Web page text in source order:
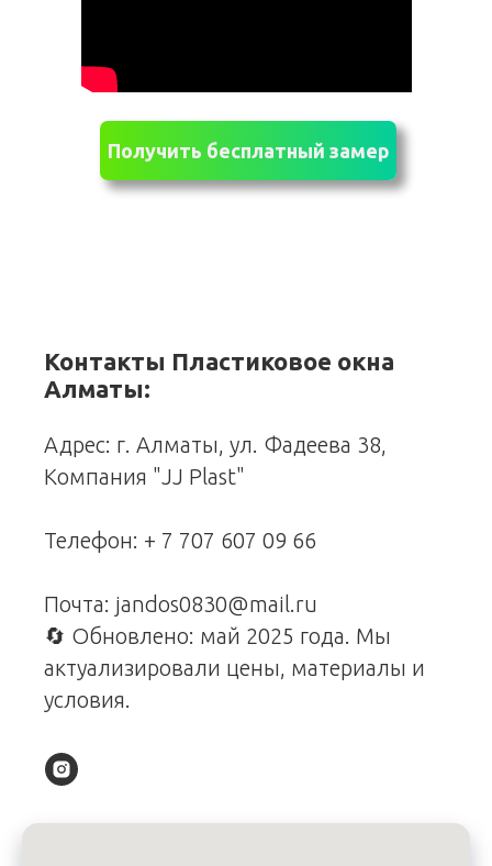
Получить бесплатный замер
Контакты Пластиковое окна
Алматы:
Адрес: г. Алматы, ул. Фадеева 38,
Компания "JJ Plast"
Телефон: + 7 707 607 09 66
Почта: jandos0830@mail.ru
🔄 Обновлено: май 2025 года. Мы
актуализировали цены, материалы и
условия.